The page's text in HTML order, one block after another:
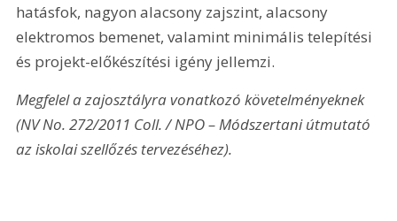
hatásfok, nagyon alacsony zajszint, alacsony
elektromos bemenet, valamint minimális telepítési
és projekt-előkészítési igény jellemzi.
Megfelel a zajosztályra vonatkozó követelményeknek
(NV No. 272/2011 Coll. / NPO – Módszertani útmutató
az iskolai szellőzés tervezéséhez).